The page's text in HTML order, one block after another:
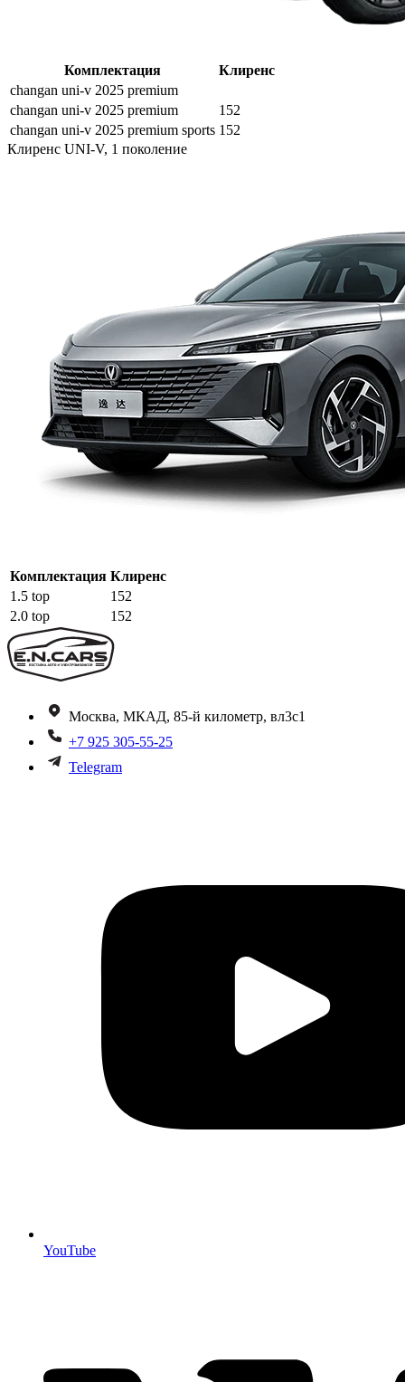
Комплектация
Клиренс
changan uni-v 2025 premium
changan uni-v 2025 premium
152
changan uni-v 2025 premium sports 152
Клиренс UNI-V, 1 поколение
Комплектация Клиренс
1.5 top
152
2.0 top
152
Москва, МКАД, 85-й километр, вл3с1
+7 925 305-55-25
Telegram
YouTube